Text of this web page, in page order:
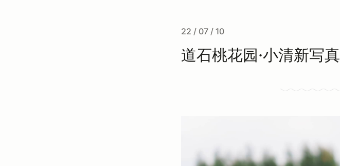
22 / 07 / 10
道石桃花园·小清新写真